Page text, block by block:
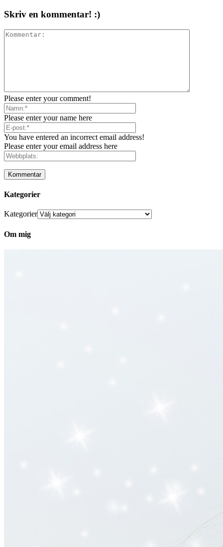
Skriv en kommentar! :)
Please enter your comment!
Please enter your name here
You have entered an incorrect email address!
Please enter your email address here
Kategorier
Kategorier
Om mig